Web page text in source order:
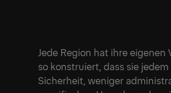
Jede Region hat ihre
so konstruiert, dass sie
Sicherheit, weniger